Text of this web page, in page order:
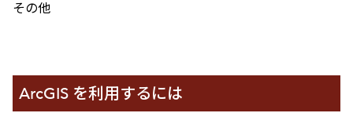
その他
ArcGIS を利用するには